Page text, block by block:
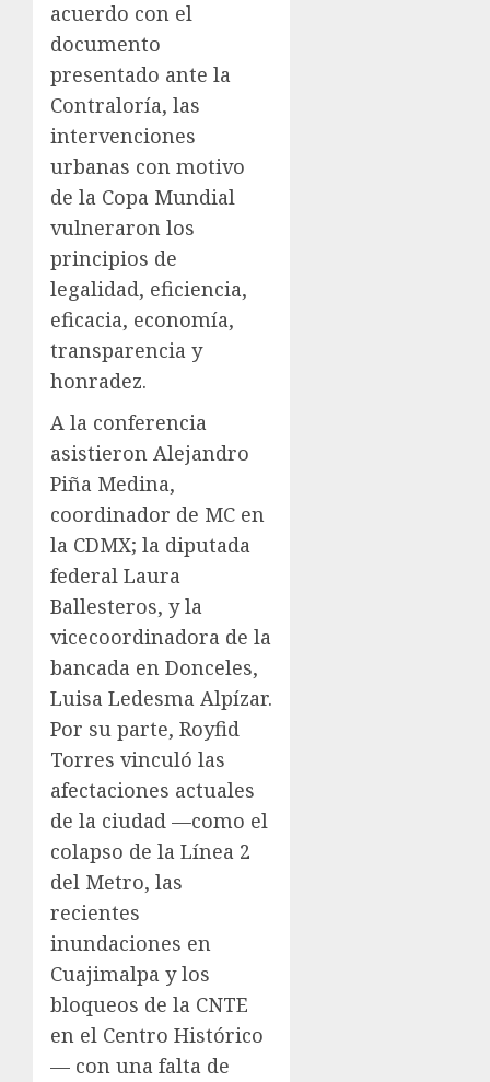
acuerdo con el
documento
presentado ante la
Contraloría, las
intervenciones
urbanas con motivo
de la Copa Mundial
vulneraron los
principios de
legalidad, eficiencia,
eficacia, economía,
transparencia y
honradez.
A la conferencia
asistieron Alejandro
Piña Medina,
coordinador de MC en
la CDMX; la diputada
federal Laura
Ballesteros, y la
vicecoordinadora de la
bancada en Donceles,
Luisa Ledesma Alpízar.
Por su parte, Royfid
Torres vinculó las
afectaciones actuales
de la ciudad —como el
colapso de la Línea 2
del Metro, las
recientes
inundaciones en
Cuajimalpa y los
bloqueos de la CNTE
en el Centro Histórico
— con una falta de